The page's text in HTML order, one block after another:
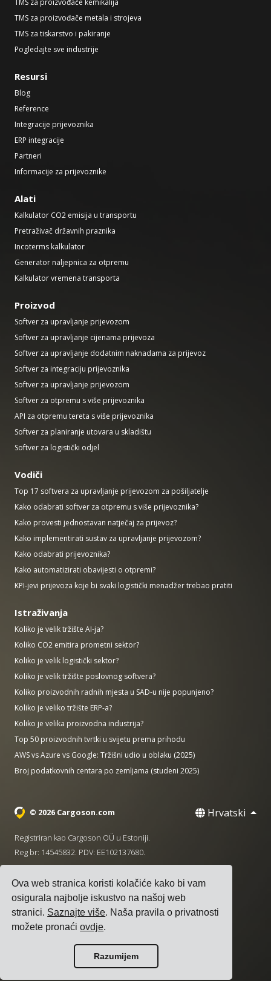
Ova web stranica koristi kolačiće kako bi vam
osigurala najbolje iskustvo na našoj web
stranici. Saznajte više. Naša pravila o privatnosti
možete pronaćiovdje.
Razumijem
TMS za proizvođače kemikalija
TMS za proizvođače metala i strojeva
TMS za tiskarstvo i pakiranje
Pogledajte sve industrije
Resursi
Blog
Reference
Integracije prijevoznika
ERP integracije
Partneri
Informacije za prijevoznike
Alati
Kalkulator CO2 emisija u transportu
Pretraživač državnih praznika
Incoterms kalkulator
Generator naljepnica za otpremu
Kalkulator vremena transporta
Proizvod
Softver za upravljanje prijevozom
Softver za upravljanje cijenama prijevoza
Softver za upravljanje dodatnim naknadama za prijevoz
Softver za integraciju prijevoznika
Softver za upravljanje prijevozom
Softver za otpremu s više prijevoznika
API za otpremu tereta s više prijevoznika
Softver za planiranje utovara u skladištu
Softver za logistički odjel
Vodiči
Top 17 softvera za upravljanje prijevozom za pošiljatelje
Kako odabrati softver za otpremu s više prijevoznika?
Kako provesti jednostavan natječaj za prijevoz?
Kako implementirati sustav za upravljanje prijevozom?
Kako odabrati prijevoznika?
Kako automatizirati obavijesti o otpremi?
KPI-jevi prijevoza koje bi svaki logistički menadžer trebao pratiti
Istraživanja
Koliko je velik tržište AI-ja?
Koliko CO2 emitira prometni sektor?
Koliko je velik logistički sektor?
Koliko je velik tržište poslovnog softvera?
Koliko proizvodnih radnih mjesta u SAD-u nije popunjeno?
Koliko je veliko tržište ERP-a?
Koliko je velika proizvodna industrija?
Top 50 proizvodnih tvrtki u svijetu prema prihodu
AWS vs Azure vs Google: Tržišni udio u oblaku (2025)
Broj podatkovnih centara po zemljama (studeni 2025)
© 2026 Cargoson.com Hrvatski
Registriran kao Cargoson OÜ u Estoniji.
Reg br: 14545832. PDV: EE102137680.
·
Uvjeti pružanja usluge| Pravila privatnosti
kolačićima